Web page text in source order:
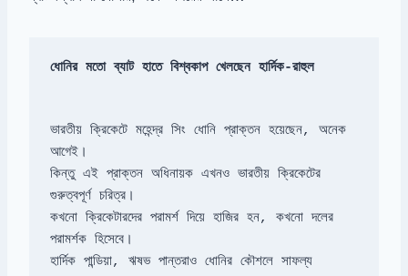
ধোনির মতো ব্যাট হাতে বিশ্বকাপ খেলছেন হার্দিক-রাহুল
ভারতীয় ক্রিকেটে মহেন্দ্র সিং ধোনি প্রাক্তন হয়েছেন, অনেক
কিন্তু এই প্রাক্তন অধিনায়ক এখনও ভারতীয় ক্রিকেটের
কখনো ক্রিকেটারদের পরামর্শ দিয়ে হাজির হন, কখনো দলের
হার্দিক পান্ডিয়া, ঋষভ পান্তরাও ধোনির কৌশলে সাফল্য